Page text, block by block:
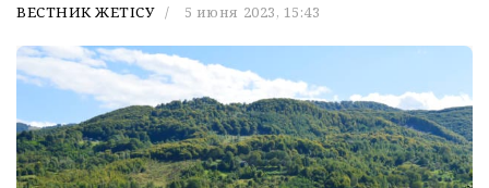
ВЕСТНИК ЖЕТІСУ 5 июня 2023, 15:43